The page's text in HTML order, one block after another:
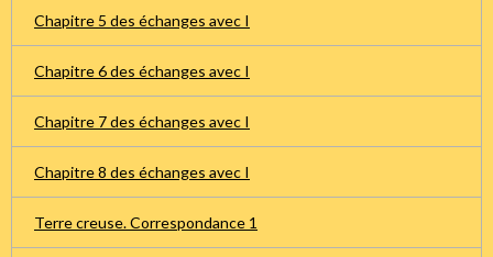
Chapitre 5 des échanges avec I
Chapitre 6 des échanges avec I
Chapitre 7 des échanges avec I
Chapitre 8 des échanges avec I
Terre creuse. Correspondance 1